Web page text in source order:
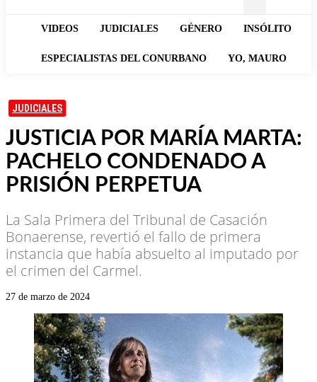
VIDEOS JUDICIALES GÉNERO INSÓLITO
ESPECIALISTAS DEL CONURBANO YO, MAURO
JUDICIALES
JUSTICIA POR MARÍA MARTA:
PACHELO CONDENADO A
PRISIÓN PERPETUA
La Sala Primera del Tribunal de Casación
Bonaerense, revertió el fallo de primera
instancia que había absuelto al imputado por
el crimen del Carmel.
27 de marzo de 2024